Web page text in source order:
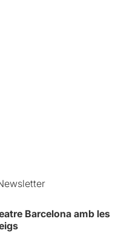
Barcelona amb les